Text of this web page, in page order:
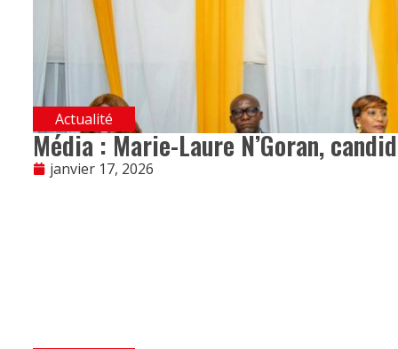
Actualité
Média : Marie-Laure N’Goran,
janvier 17, 2026